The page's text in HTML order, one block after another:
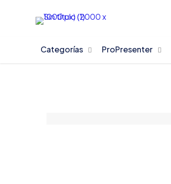
Categorías ProPresenter